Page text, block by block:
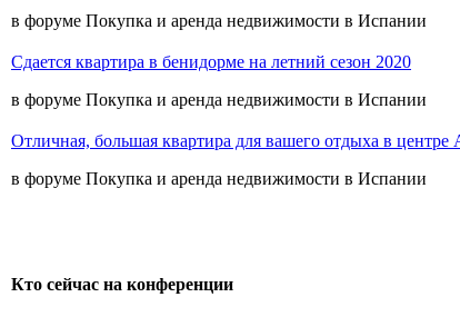
в форуме Покупка и аренда недвижимости в Испании
Сдается квартира в бенидорме на летний сезон 2020
в форуме Покупка и аренда недвижимости в Испании
Отличная, большая квартира для вашего отдыха в центре
в форуме Покупка и аренда недвижимости в Испании
Кто сейчас на конференции